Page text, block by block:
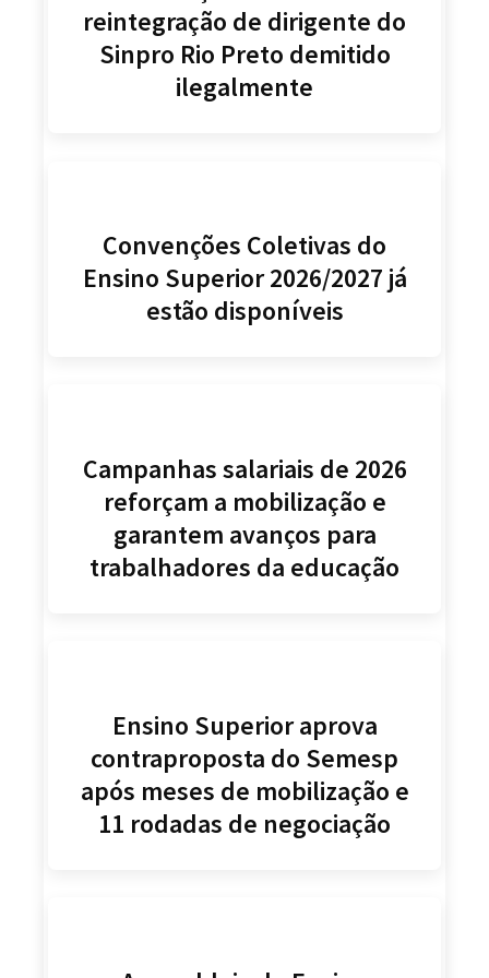
reintegração de dirigente do
Sinpro Rio Preto demitido
ilegalmente
Convenções Coletivas do
Ensino Superior 2026/2027 já
estão disponíveis
Campanhas salariais de 2026
reforçam a mobilização e
garantem avanços para
trabalhadores da educação
Ensino Superior aprova
contraproposta do Semesp
após meses de mobilização e
11 rodadas de negociação